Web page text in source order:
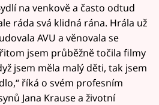
na venkově a často odtud
ráda svá klidná rána. Hrála už
AVU a věnovala se
jsem průběžně točila filmy
jsem měla malý děti, tak jsem
říká o svém profesním
Jana Krause a životní